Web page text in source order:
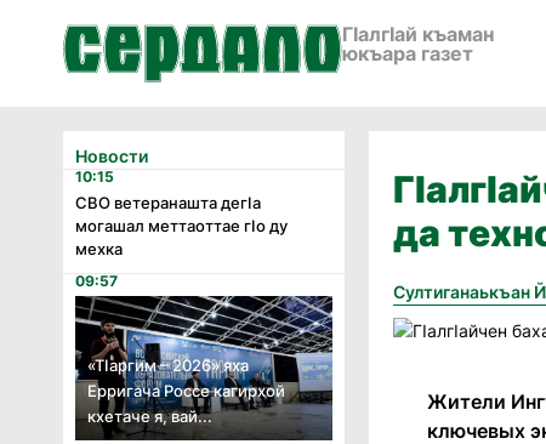
ГӀалгӀай къаман
юкъара газет
Новости
10:15
СВО ветеранашта дегӏа
могашал меттаоттае гӏо ду
мехка
09:57
«Тӏаргим – 2026» яха
Ерригача Россе кагирхой
кхетаче я, вай...
да
Султиганаькъан
Жители
ключевых